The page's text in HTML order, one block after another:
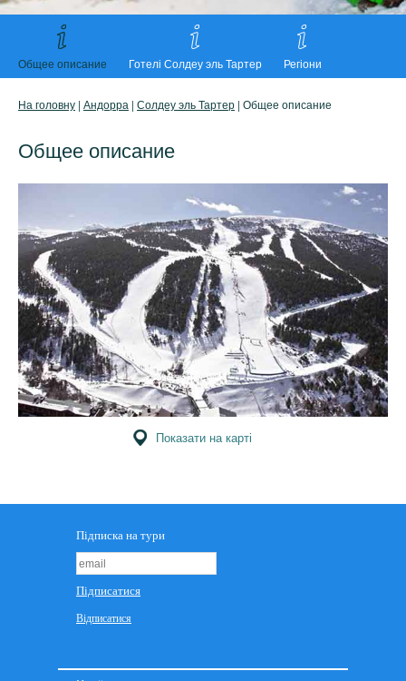
Общее описание Готелі Солдеу эль Тартер Регіони
На головну | Андорра | Солдеу эль Тартер | Общее описание
Общее описание
Показати на карті